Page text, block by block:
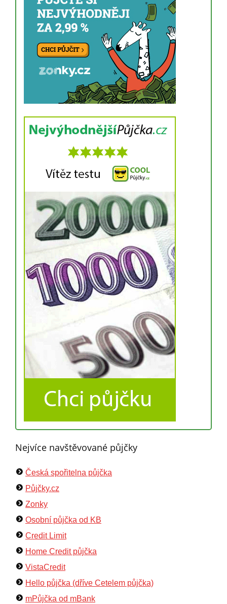
Nejvíce navštěvované půjčky
Česká spořitelna půjčka
Půjčky.cz
Zonky
Osobní půjčka od KB
Credit Limit
Home Credit půjčka
VistaCredit
Hello půjčka (dříve Cetelem půjčka)
mPůjčka od mBank